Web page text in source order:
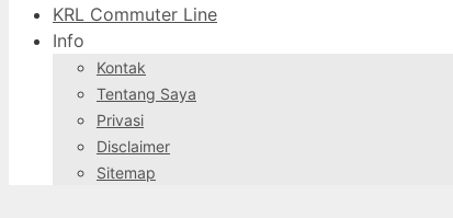
KRL Commuter Line
Info
Kontak
Tentang Saya
Privasi
Disclaimer
Sitemap